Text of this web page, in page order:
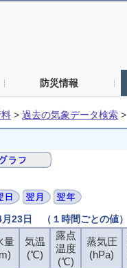
防災情報
> 過去の気象データ検索 >
23日 （１時間ごとの値）
量
気温
(℃)
露点
温度
(℃)
蒸気圧
(hPa)
量
気温
(℃)
露点
温度
(℃)
蒸気圧
(hPa)
量
気温
(℃)
露点
温度
(℃)
蒸気圧
(hPa)
量
気温
(℃)
露点
温度
(℃)
蒸気圧
(hPa)